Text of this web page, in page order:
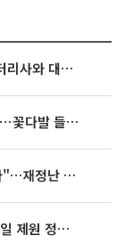
포스코퓨처엠, LFP 시장 뚫었다…배터리사와 대규모 장기 공급 합의
아옳이, 한의사 김형배와 벌써 200일⋯꽃다발 들고 "프러포즈 아냐"
추미애 "복지가 아니라 도민이 늘었다"…재정난 책임론 정면돌파
밀분석 중"